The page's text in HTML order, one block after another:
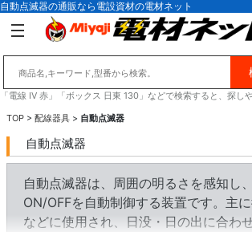
自動点滅器の通販なら電設資材の電材ネット
「電線 IV 赤」「ボックス 日東 130」などで検索すると、探し
TOP > 配線器具 > 自動点滅器
自動点滅器
自動点滅器は、周囲の明るさを感知し
ON/OFFを自動制御する装置です。主
などに使用され、日没・日の出に合わ